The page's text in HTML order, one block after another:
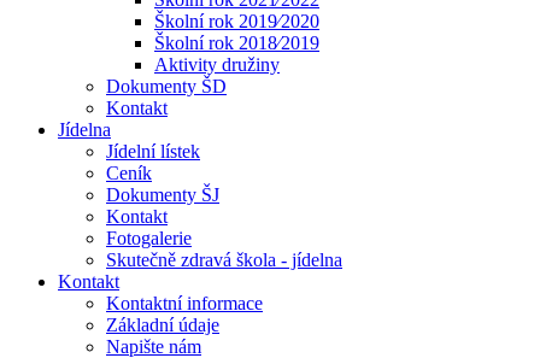
Školní rok 2019⁄2020
Školní rok 2018⁄2019
Aktivity družiny
Dokumenty ŠD
Kontakt
Jídelna
Jídelní lístek
Ceník
Dokumenty ŠJ
Kontakt
Fotogalerie
Skutečně zdravá škola - jídelna
Kontakt
Kontaktní informace
Základní údaje
Napište nám